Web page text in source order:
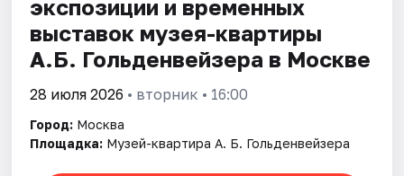
экспозиции и временных
выставок музея-квартиры
А.Б. Гольденвейзера в Москве
28 июля 2026 • вторник • 16:00
Город: Москва
Площадка: Музей-квартира А. Б. Гольденвейзера